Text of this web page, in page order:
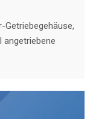
Getriebegehäuse,
angetriebene
bis zur